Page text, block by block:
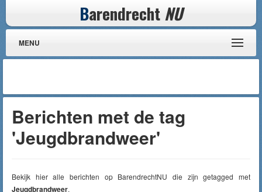
Barendrecht NU
MENU
Berichten met de tag
'Jeugdbrandweer'
Bekijk hier alle berichten op BarendrechtNU die zijn getagged met
Jeugdbrandweer.